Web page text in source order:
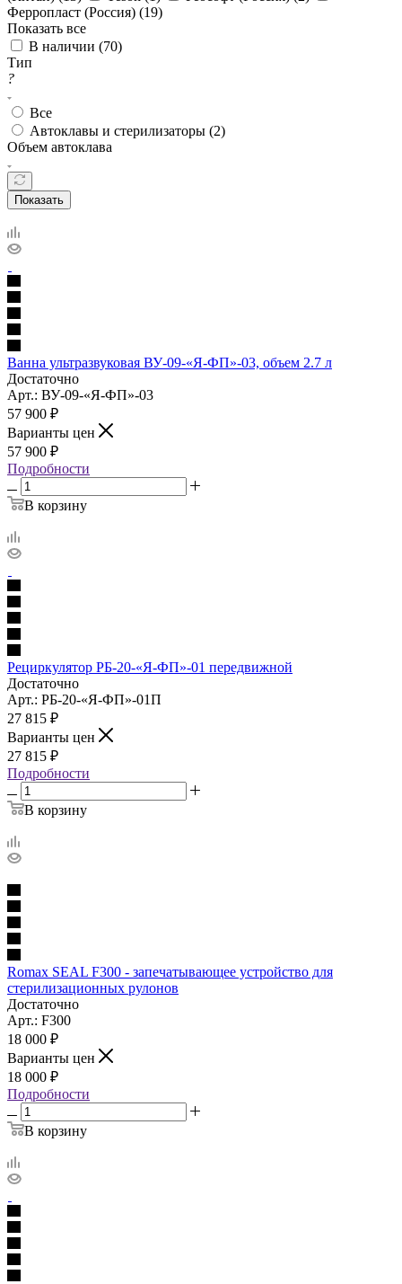
Ферропласт (Россия) (19)
Показать все
В наличии (70)
Тип
?
Все
Автоклавы и стерилизаторы (2)
Объем автоклава
Показать
Ванна ультразвуковая ВУ-09-«Я-ФП»-03, объем 2.7 л
Достаточно
Арт.: ВУ-09-«Я-ФП»-03
57 900 ₽
Варианты цен
57 900 ₽
Подробности
В корзину
Рециркулятор РБ-20-«Я-ФП»-01 передвижной
Достаточно
Арт.: РБ-20-«Я-ФП»-01П
27 815 ₽
Варианты цен
27 815 ₽
Подробности
В корзину
Romax SEAL F300 - запечатывающее устройство для
стерилизационных рулонов
Достаточно
Арт.: F300
18 000 ₽
Варианты цен
18 000 ₽
Подробности
В корзину